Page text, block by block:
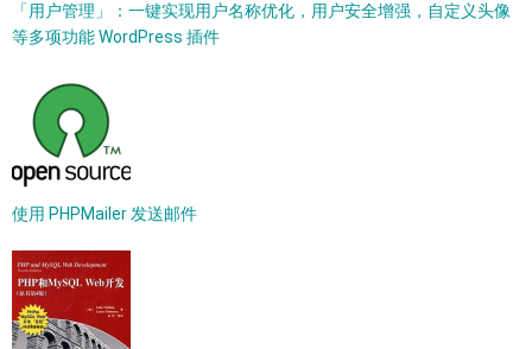
「用户管理」：一键实现用户名称优化，用户安全增强，自定义头像
等多项功能 WordPress 插件
使用 PHPMailer 发送邮件